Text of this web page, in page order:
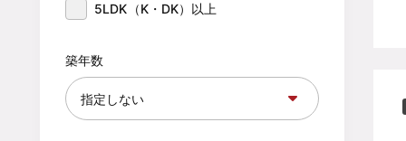
5LDK（K・DK）以上
築年数